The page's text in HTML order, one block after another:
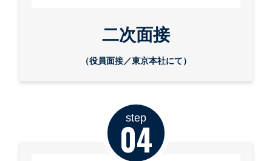
二次面接
（役員面接／東京本社にて）
step
04